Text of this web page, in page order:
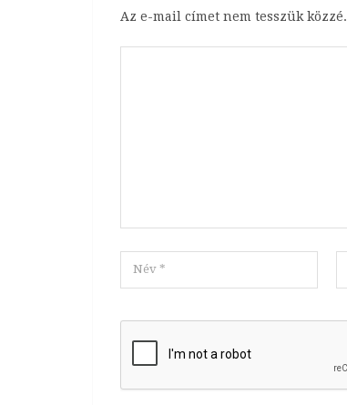
Az e-mail címet nem tesszük közzé.